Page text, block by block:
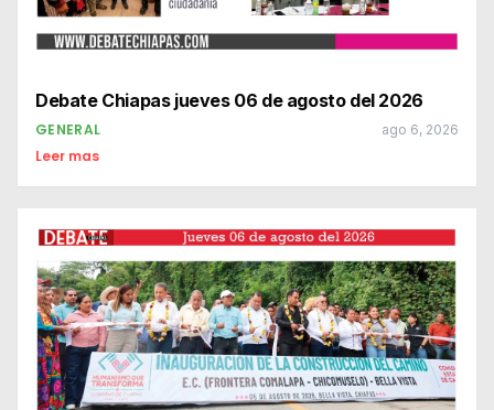
Debate Chiapas jueves 06 de agosto del 2026
GENERAL ago 6, 2026
Leer mas